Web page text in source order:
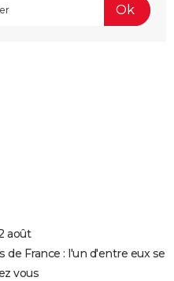
août
de France : l'un d'entre eux se
vous